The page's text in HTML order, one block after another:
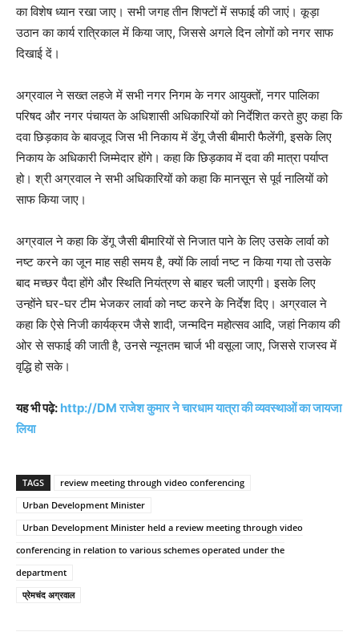
का विशेष ध्यान रखा जाए। सभी जगह तीन शिफ्टों में सफाई की जाएं। कूड़ा
उठान का कार्य रात्रिकाल में किया जाए, जिससे अगले दिन लोगों को नगर साफ
दिखाई दें।
अग्रवाल ने सख्त लहजे में सभी नगर निगम के नगर आयुक्तों, नगर पालिका
परिषद और नगर पंचायत के अधिशासी अधिकारियों को निर्देशित करते हुए कहा कि
दवा छिड़काव के बावजूद जिस भी निकाय में डेंगू जैसी बीमारी फैलेंगी, इसके लिए
निकाय के अधिकारी जिम्मेदार होंगे। कहा कि छिड़काव में दवा की मात्रा पर्याप्त
हो। श्री अग्रवाल ने सभी अधिकारियों को कहा कि मानसून से पूर्व नालियों को
साफ किया जाए।
अग्रवाल ने कहा कि डेंगू जैसी बीमारियों से निजात पाने के लिए उसके लार्वा को
नष्ट करने का जून माह सही समय है, क्यों कि लार्वा नष्ट न किया गया तो उसके
बाद मच्छर पैदा होंगे और स्थिति नियंत्रण से बाहर चली जाएगी। इसके लिए
उन्होंने घर-घर टीम भेजकर लार्वा को नष्ट करने के निर्देश दिए। अग्रवाल ने
कहा कि ऐसे निजी कार्यक्रम जैसे शादी, जन्मदिन महोत्सव आदि, जहां निकाय की
ओर से सफाई की जाती है, उनसे न्यूनतम चार्ज भी वसूला जाए, जिससे राजस्व में
वृद्धि हो सके।
यह भी पढ़े: http://DM राजेश कुमार ने चारधाम यात्रा की व्यवस्थाओं का जायजा
लिया
TAGS
review meeting through video conferencing
Urban Development Minister
Urban Development Minister held a review meeting through video
conferencing in relation to various schemes operated under the
department
प्रेमचंद अग्रवाल